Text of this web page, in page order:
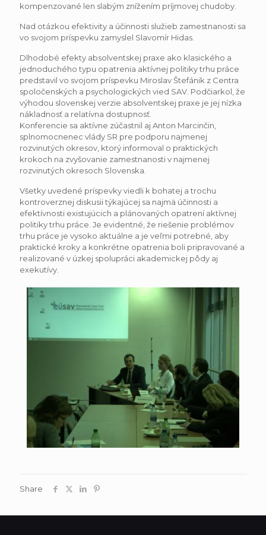
kompenzované len slabým znížením príjmovej chudoby.
Nad otázkou efektivity a účinnosti služieb zamestnanosti sa
vo svojom príspevku zamyslel Slavomír Hidas.
Dlhodobé efekty absolventskej praxe ako klasického a
jednoduchého typu opatrenia aktívnej politiky trhu práce
predstavil vo svojom príspevku Miroslav Štefánik z Centra
spoločenských a psychologických vied SAV. Podčiarkol, že
výhodou slovenskej verzie absolventskej praxe je jej nízka
nákladnosť a relatívna dostupnosť.
Konferencie sa aktívne zúčastnil aj Anton Marcinčin,
splnomocnenec vlády SR pre podporu najmenej
rozvinutých okresov, ktorý informoval o praktických
krokoch na zvyšovanie zamestnanosti v najmenej
rozvinutých okresoch Slovenska.
Všetky uvedené príspevky viedli k bohatej a trochu
kontroverznej diskusii týkajúcej sa najmä účinnosti a
efektívnosti existujúcich a plánovaných opatrení aktívnej
politiky trhu práce. Je evidentné, že riešenie problémov
trhu práce je vysoko aktuálne a je veľmi potrebné, aby
praktické kroky a konkrétne opatrenia boli pripravované a
realizované v úzkej spolupráci akademickej pôdy aj
exekutívy.
Share